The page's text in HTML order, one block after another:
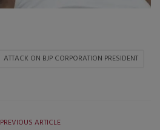
ATTACK ON BJP CORPORATION PRESIDENT
PREVIOUS ARTICLE